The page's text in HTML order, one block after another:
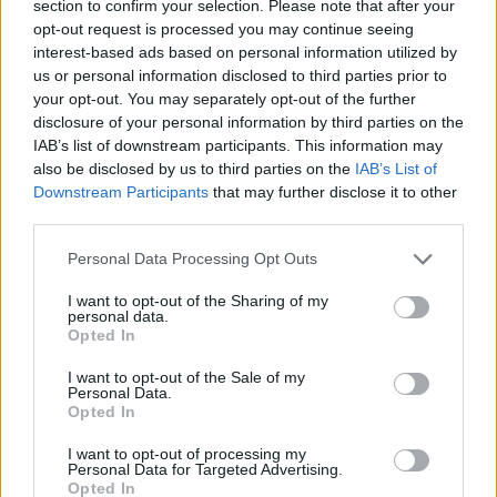
section to confirm your selection. Please note that after your
opt-out request is processed you may continue seeing
interest-based ads based on personal information utilized by
us or personal information disclosed to third parties prior to
your opt-out. You may separately opt-out of the further
disclosure of your personal information by third parties on the
IAB’s list of downstream participants. This information may
also be disclosed by us to third parties on the IAB’s List of
Downstream Participants that may further disclose it to other
Personal Data Processing Opt Outs
I want to opt-out of the Sharing of my
personal data.
Opted In
I want to opt-out of the Sale of my
Personal Data.
Opted In
I want to opt-out of processing my
Personal Data for Targeted Advertising.
Opted In
Sagittaire : Bien que les Sagittaires ( signe
astrologique de décembre) soient un signe de
feu et les Balances un signe d’air, ils peuvent se
compléter mutuellement. Les deux signes ont
une grande appréciation de la liberté et de
l’indépendance, ce qui peut conduire à une
relation passionnante et stimulante.
Le signe de la Balance
, associé au mois d’octobre,
est un signe symbolisé par
l’harmonie
justice. Les Balances ont de nombreuses qualités
appréciées, telles que leur charme, leur élégance, leur
créativité, leur capacité à communiquer, leur
Cependant, comme tout signe astrologique, les